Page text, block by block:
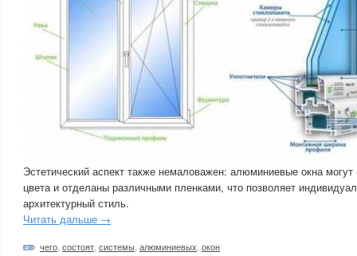
Эстетический аспект также немаловажен: алюминиевые окна
цвета и отделаны различными пленками, что позволяет
архитектурный стиль.
Читать дальше →
чего состоят системы алюминиевых окон